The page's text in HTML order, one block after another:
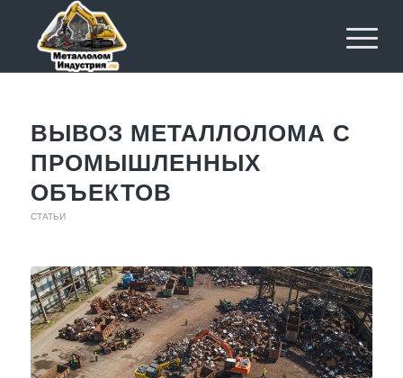
ВЫВОЗ МЕТАЛЛОЛОМА С
ПРОМЫШЛЕННЫХ
ОБЪЕКТОВ
СТАТЬИ